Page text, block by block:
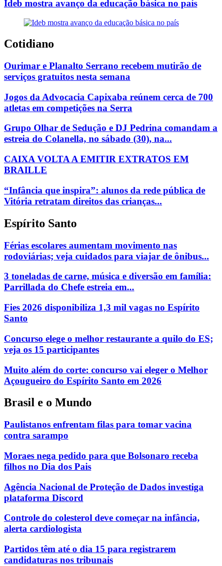
Ideb mostra avanço da educação básica no país
Cotidiano
Ourimar e Planalto Serrano recebem mutirão de
serviços gratuitos nesta semana
Jogos da Advocacia Capixaba reúnem cerca de 700
atletas em competições na Serra
Grupo Olhar de Sedução e DJ Pedrina comandam a
estreia do Colanella, no sábado (30), na...
CAIXA VOLTA A EMITIR EXTRATOS EM
BRAILLE
“Infância que inspira”: alunos da rede pública de
Vitória retratam direitos das crianças...
Espírito Santo
Férias escolares aumentam movimento nas
rodoviárias; veja cuidados para viajar de ônibus...
3 toneladas de carne, música e diversão em família:
Parrillada do Chefe estreia em...
Fies 2026 disponibiliza 1,3 mil vagas no Espírito
Santo
Concurso elege o melhor restaurante a quilo do ES;
veja os 15 participantes
Muito além do corte: concurso vai eleger o Melhor
Açougueiro do Espírito Santo em 2026
Brasil e o Mundo
Paulistanos enfrentam filas para tomar vacina
contra sarampo
Moraes nega pedido para que Bolsonaro receba
filhos no Dia dos Pais
Agência Nacional de Proteção de Dados investiga
plataforma Discord
Controle do colesterol deve começar na infância,
alerta cardiologista
Partidos têm até o dia 15 para registrarem
candidaturas nos tribunais